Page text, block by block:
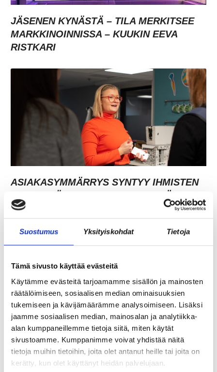
Suostumus Yksityiskohdat Tietoja
Tämä sivusto käyttää evästeitä
Käytämme evästeitä tarjoamamme sisällön ja mainosten
räätälöimiseen, sosiaalisen median ominaisuuksien
tukemiseen ja kävijämäärämme analysoimiseen. Lisäksi
jaamme sosiaalisen median, mainosalan ja analytiikka-
alan kumppaneillemme tietoja siitä, miten käytät
sivustoamme. Kumppanimme voivat yhdistää näitä
tietoja muihin tietoihin, joita olet antanut heille tai joita on
kerätty, kun olet käyttänyt heidän palvelujaan.
JÄSENEN KYNÄSTÄ – TILA MERKITSEE
MARKKINOINNISSA – KUUKIN EEVA
RISTKARI
ASIAKASYMMÄRRYS SYNTYY IHMISTEN
MYYNTI
TARJOAVATKO COWORKING-TILAT
KOKOUSTILOJA?